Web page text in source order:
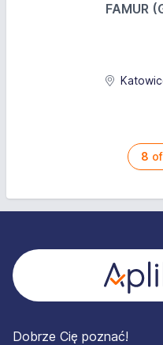
FAMUR
8
Dobrze Cię poznać!